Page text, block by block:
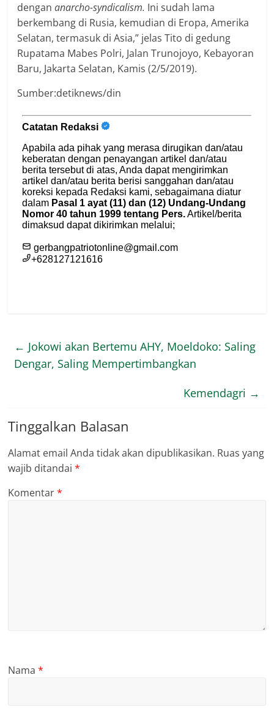
dengananarcho-syndicalism. Ini sudah lama
berkembang di Rusia, kemudian di Eropa, Amerika
Selatan, termasuk di Asia,” jelas Tito di gedung
Rupatama Mabes Polri, Jalan Trunojoyo, Kebayoran
Baru, Jakarta Selatan, Kamis (2/5/2019).
Sumber:detiknews/din
← Jokowi akan Bertemu AHY, Moeldoko: Saling
Dengar, Saling Mempertimbangkan
Kemendagri →
Tinggalkan Balasan
Alamat email Anda tidak akan dipublikasikan. Ruas yang
wajib ditandai*
Komentar*
Nama*